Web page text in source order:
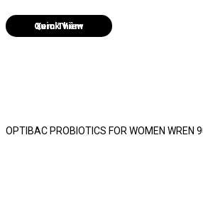
Quick View
OPTIBAC PROBIOTICS FOR WOMEN WREN